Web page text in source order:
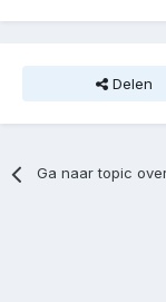
Delen
Ga naar topic